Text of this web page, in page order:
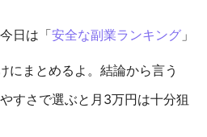
日は「安全な副業ランキング 」
にまとめるよ。結論から言う
すさで選ぶと月3万円は十分狙